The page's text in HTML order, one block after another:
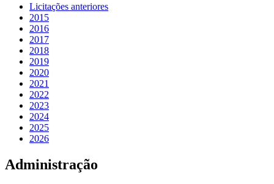
Licitações anteriores
2015
2016
2017
2018
2019
2020
2021
2022
2023
2024
2025
2026
Administração